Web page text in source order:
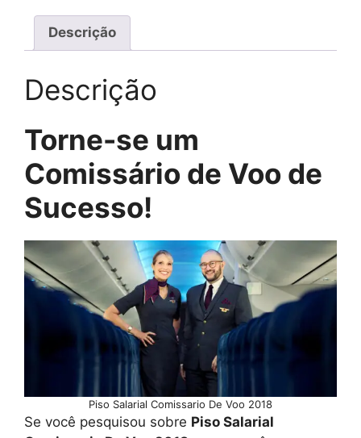
Descrição
Descrição
Torne-se um
Comissário de Voo de
Sucesso!
Piso Salarial Comissario De Voo 2018
Se você pesquisou sobre Piso Salarial